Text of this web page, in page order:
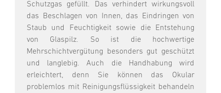
Schutzgas gefüllt. Das verhindert wirkungsvoll
das Beschlagen von Innen, das Eindringen von
Staub und Feuchtigkeit sowie die Entstehung
von Glaspilz. So ist die hochwertige
Mehrschichtvergütung besonders gut geschützt
und langlebig. Auch die Handhabung wird
erleichtert, denn Sie können das Okular
problemlos mit Reinigungsflüssigkeit behandeln